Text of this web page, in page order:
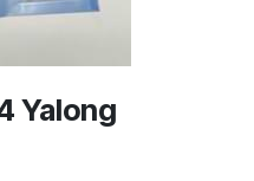
Yalong